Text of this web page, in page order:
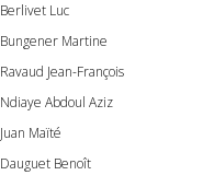
Berlivet Luc
Bungener Martine
Ravaud Jean-François
Ndiaye Abdoul Aziz
Juan Maïté
Dauguet Benoît